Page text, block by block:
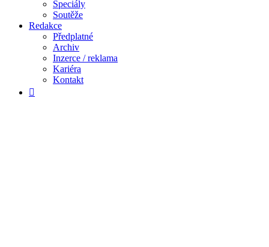
Speciály
Soutěže
Redakce
Předplatné
Archiv
Inzerce / reklama
Kariéra
Kontakt